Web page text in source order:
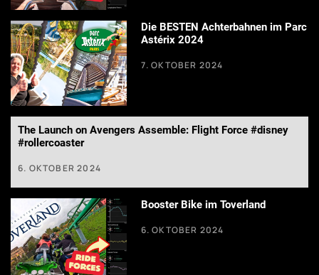
Die BESTEN Achterbahnen im Parc
Astérix 2024
7. OKTOBER 2024
The Launch on Avengers Assemble: Flight Force #disney
#rollercoaster
6. OKTOBER 2024
Booster Bike im Toverland
6. OKTOBER 2024